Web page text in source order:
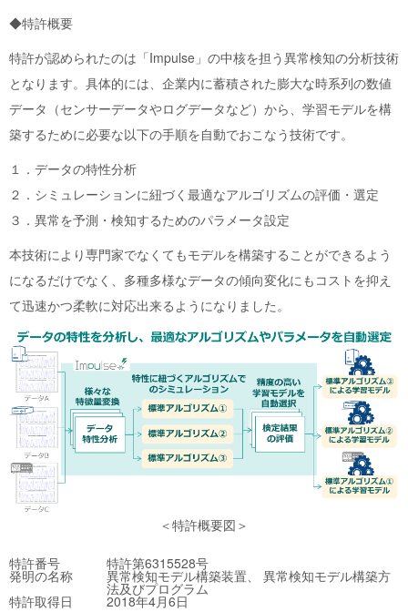
◆特許概要
特許が認められたのは「Impulse」の中核を担う異常検知の分析技術
となります。具体的には、企業内に蓄積された膨大な時系列の数値
データ（センサーデータやログデータなど）から、学習モデルを構
築するために必要な以下の手順を自動でおこなう技術です。
１．データの特性分析
２．シミュレーションに紐づく最適なアルゴリズムの評価・選定
３．異常を予測・検知するためのパラメータ設定
本技術により専門家でなくてもモデルを構築することができるよう
になるだけでなく、多種多様なデータの傾向変化にもコストを抑え
て迅速かつ柔軟に対応出来るようになりました。
＜特許概要図＞
特許番号 特許第6315528号
発明の名称 異常検知モデル構築装置、 異常検知モデル構築方
法及びプログラム
特許取得日 2018年4月6日